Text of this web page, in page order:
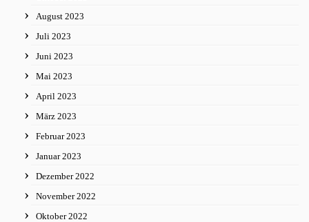
August 2023
Juli 2023
Juni 2023
Mai 2023
April 2023
März 2023
Februar 2023
Januar 2023
Dezember 2022
November 2022
Oktober 2022